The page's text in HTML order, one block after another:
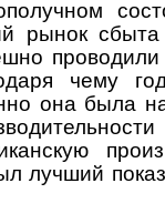
рынок
проводили
чему
она была
лучший